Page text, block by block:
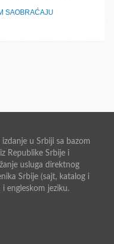
SAOBRAĆAJU
u Srbiji sa bazom
Republike Srbije i
usluga direktnog
Srbije (sajt, katalog i
engleskom jeziku.